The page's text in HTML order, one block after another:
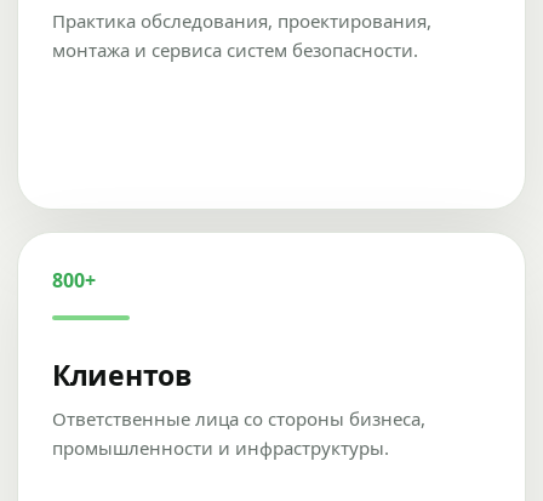
Практика обследования, проектирования,
монтажа и сервиса систем безопасности.
800+
Клиентов
Ответственные лица со стороны бизнеса,
промышленности и инфраструктуры.